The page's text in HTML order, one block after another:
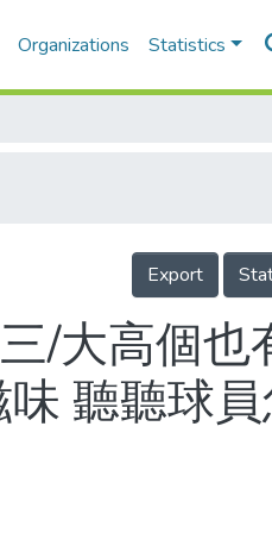
Organizations Statistics
Export
/大高個也
聽聽球